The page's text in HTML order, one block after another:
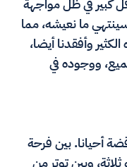
كبير في ظل مواجهة
ما نعيشه، مما
وأفقدنا أيضا،
ووجوده في
أحيانا. بين فرحة
وبين توتر من